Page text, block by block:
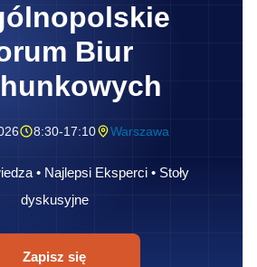
Biur
8:30-17:10 Warszawa
• Najlepsi Eksperci • Stoły
dyskusyjne
Zapisz się